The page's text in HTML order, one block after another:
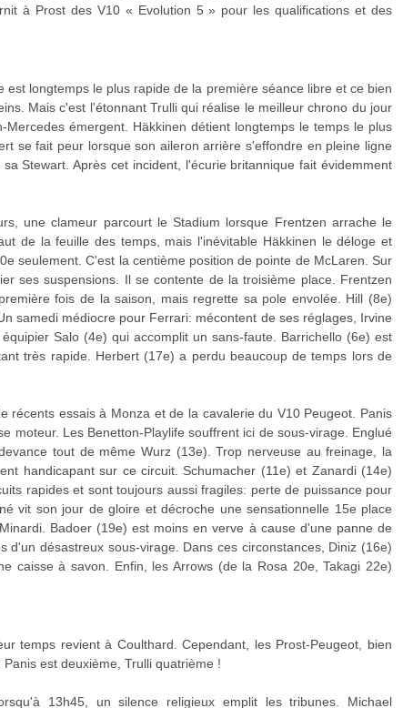
à Prost des V10 « Evolution 5 » pour les qualifications et des
longtemps le plus rapide de la première séance libre et ce bien
Mais c'est l'étonnant Trulli qui réalise le meilleur chrono du jour
émergent. Häkkinen détient longtemps le temps le plus
se fait peur lorsque son aileron arrière s'effondre en pleine ligne
Stewart. Après cet incident, l'écurie britannique fait évidemment
une clameur parcourt le Stadium lorsque Frentzen arrache le
de la feuille des temps, mais l'inévitable Häkkinen le déloge et
seulement. C'est la centième position de pointe de McLaren. Sur
ses suspensions. Il se contente de la troisième place. Frentzen
fois de la saison, mais regrette sa pole envolée. Hill (8e)
samedi médiocre pour Ferrari: mécontent de ses réglages, Irvine
Salo (4e) qui accomplit un sans-faute. Barrichello (6e) est
très rapide. Herbert (17e) a perdu beaucoup de temps lors de
récents essais à Monza et de la cavalerie du V10 Peugeot. Panis
moteur. Les Benetton-Playlife souffrent ici de sous-virage. Englué
tout de même Wurz (13e). Trop nerveuse au freinage, la
handicapant sur ce circuit. Schumacher (11e) et Zanardi (14e)
rapides et sont toujours aussi fragiles: perte de puissance pour
vit son jour de gloire et décroche une sensationnelle 15e place
Badoer (19e) est moins en verve à cause d'une panne de
désastreux sous-virage. Dans ces circonstances, Diniz (16e)
caisse à savon. Enfin, les Arrows (de la Rosa 20e, Takagi 22e)
temps revient à Coulthard. Cependant, les Prost-Peugeot, bien
est deuxième, Trulli quatrième !
13h45, un silence religieux emplit les tribunes. Michael